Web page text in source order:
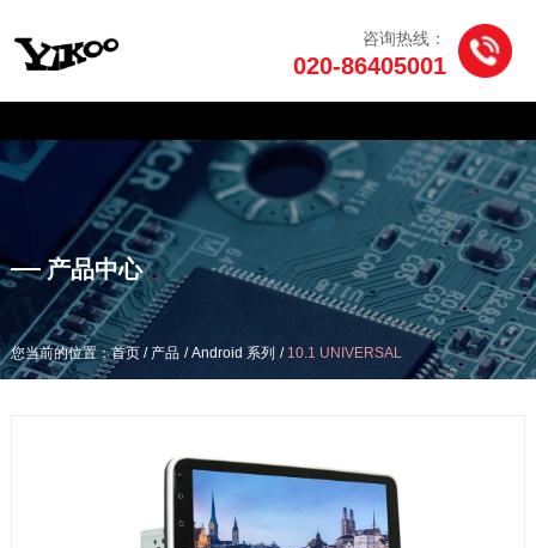
您当前的位置：首页/产品 / Android 系列 /10.1 UNIVERSAL
咨询热线：
020-86405001
产品中心
您当前的位置：首页 / 产品 /Android 系列 / 10.1 UNIVERSAL